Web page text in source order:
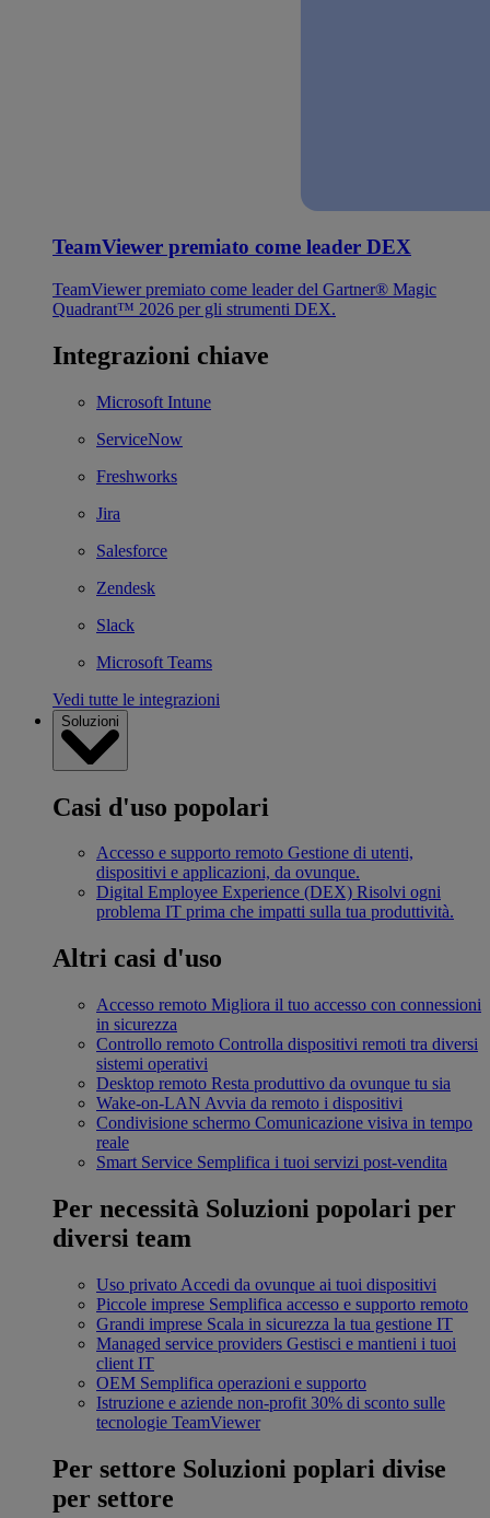
TeamViewer premiato come leader DEX
TeamViewer premiato come leader del Gartner® Magic
Quadrant™ 2026 per gli strumenti DEX.
Integrazioni chiave
Microsoft Intune
ServiceNow
Freshworks
Jira
Salesforce
Zendesk
Slack
Microsoft Teams
Vedi tutte le integrazioni
Soluzioni
Casi d'uso popolari
Accesso e supporto remoto Gestione di utenti,
dispositivi e applicazioni, da ovunque.
Digital Employee Experience (DEX) Risolvi ogni
problema IT prima che impatti sulla tua produttività.
Altri casi d'uso
Accesso remoto Migliora il tuo accesso con connessioni
in sicurezza
Controllo remoto Controlla dispositivi remoti tra diversi
sistemi operativi
Desktop remoto Resta produttivo da ovunque tu sia
Wake-on-LAN Avvia da remoto i dispositivi
Condivisione schermo Comunicazione visiva in tempo
reale
Smart Service Semplifica i tuoi servizi post-vendita
Per necessità Soluzioni popolari per
diversi team
Uso privato Accedi da ovunque ai tuoi dispositivi
Piccole imprese Semplifica accesso e supporto remoto
Grandi imprese Scala in sicurezza la tua gestione IT
Managed service providers Gestisci e mantieni i tuoi
client IT
OEM Semplifica operazioni e supporto
Istruzione e aziende non-profit 30% di sconto sulle
tecnologie TeamViewer
Per settore Soluzioni poplari divise
per settore